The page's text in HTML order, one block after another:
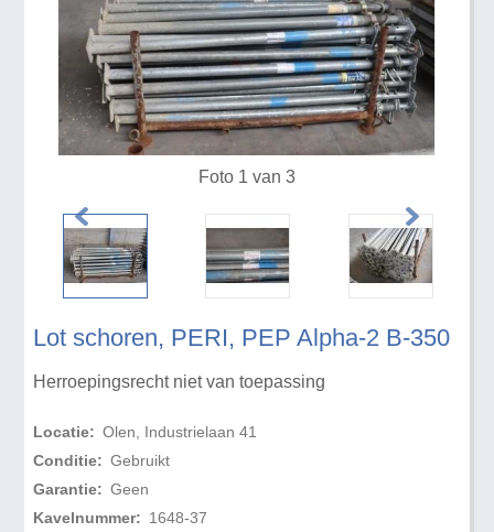
Lot schoren, PERI, PEP Alpha-2 B-350
Herroepingsrecht niet van toepassing
Locatie: Olen, Industrielaan 41
Conditie: Gebruikt
Garantie: Geen
Kavelnummer: 1648-37
Foto 1 van 3